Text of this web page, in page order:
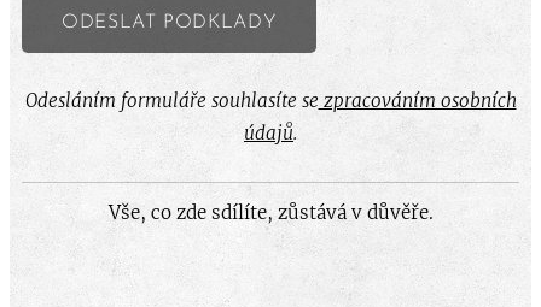
ODESLAT PODKLADY
Odesláním formuláře souhlasíte se zpracováním osobních
údajů.
Vše, co zde sdílíte, zůstává v důvěře.